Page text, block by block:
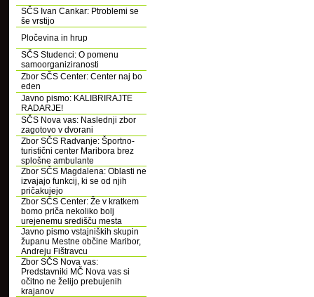
SČS Ivan Cankar: Ptroblemi se
še vrstijo
Pločevina in hrup
SČS Studenci: O pomenu
samoorganiziranosti
Zbor SČS Center: Center naj bo
eden
Javno pismo: KALIBRIRAJTE
RADARJE!
SČS Nova vas: Naslednji zbor
zagotovo v dvorani
Zbor SČS Radvanje: Športno-
turistični center Maribora brez
splošne ambulante
Zbor SČS Magdalena: Oblasti ne
izvajajo funkcij, ki se od njih
pričakujejo
Zbor SČS Center: Že v kratkem
bomo priča nekoliko bolj
urejenemu središču mesta
Javno pismo vstajniških skupin
županu Mestne občine Maribor,
Andreju Fištravcu
Zbor SČS Nova vas:
Predstavniki MČ Nova vas si
očitno ne želijo prebujenih
krajanov